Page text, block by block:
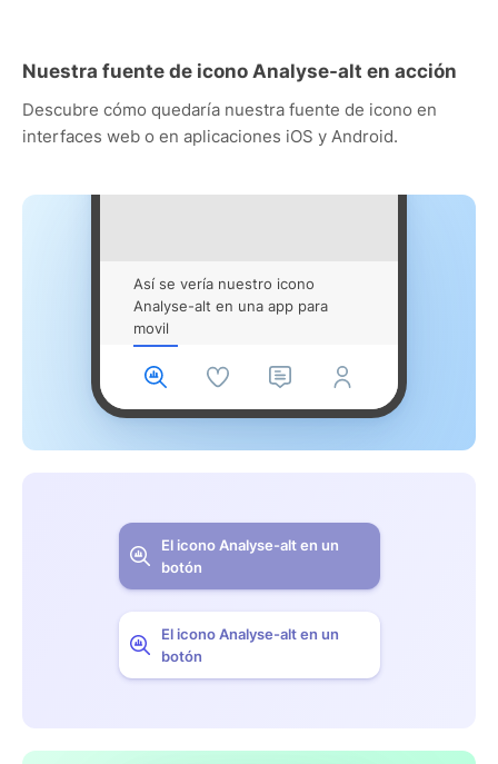
Nuestra fuente de icono Analyse-alt en acción
Descubre cómo quedaría nuestra fuente de icono en
interfaces web o en aplicaciones iOS y Android.
Así se vería nuestro icono
Analyse-alt en una app para
movil
El icono Analyse-alt en un
botón
El icono Analyse-alt en un
botón